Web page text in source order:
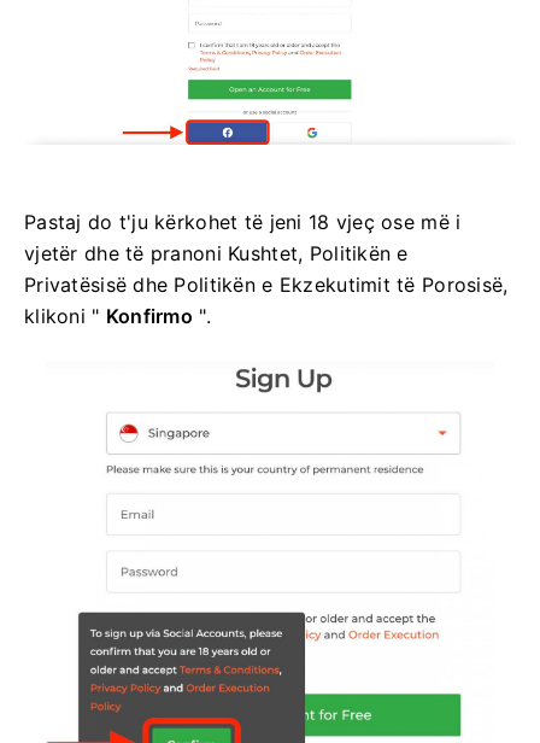
Pastaj do t'ju kërkohet të jeni 18 vjeç ose më i
vjetër dhe të pranoni Kushtet, Politikën e
Privatësisë dhe Politikën e Ekzekutimit të Porosisë,
klikoni " Konfirmo ".